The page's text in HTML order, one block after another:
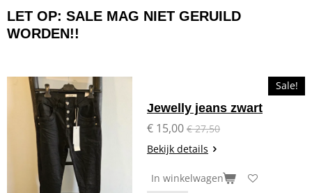
LET OP: SALE MAG NIET GERUILD
WORDEN!!
Sale!
Jewelly jeans zwart
€ 15,00 € 27,50
Bekijk details
In winkelwagen